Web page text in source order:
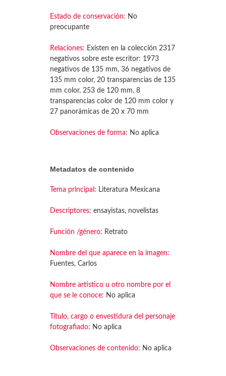
Estado de conservación: No
preocupante
Relaciones: Existen en la colección 2317
negativos sobre este escritor: 1973
negativos de 135 mm, 36 negativos de
135 mm color, 20 transparencias de 135
mm color, 253 de 120 mm, 8
transparencias color de 120 mm color y
27 panorámicas de 20 x 70 mm
Observaciones de forma: No aplica
Metadatos de contenido
Tema principal: Literatura Mexicana
Descriptores: ensayistas, novelistas
Función /género: Retrato
Nombre del que aparece en la imagen:
Fuentes, Carlos
Nombre artístico u otro nombre por el
que se le conoce: No aplica
Título, cargo o envestidura del personaje
fotografiado: No aplica
Observaciones de contenido: No aplica